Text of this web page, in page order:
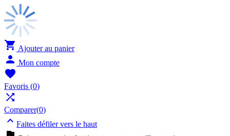
 Ajouter au panier
 Mon compte

Favoris (0)

Comparer(0)
 Faites défiler vers le haut